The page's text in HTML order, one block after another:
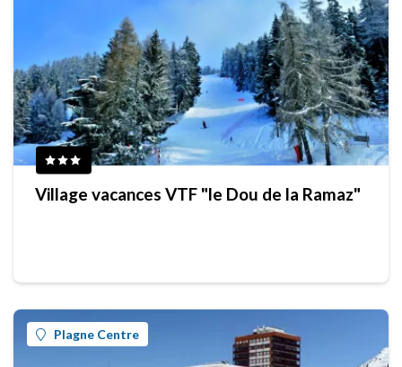
Village vacances VTF "le Dou de la Ramaz"
Plagne Centre